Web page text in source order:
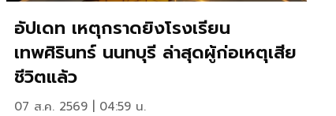
อัปเดท เหตุกราดยิงโรงเรียน
เทพศิรินทร์ นนทบุรี ล่าสุดผู้ก่อเหตุเสีย
ชีวิตแล้ว
07 ส.ค. 2569 | 04:59 น.